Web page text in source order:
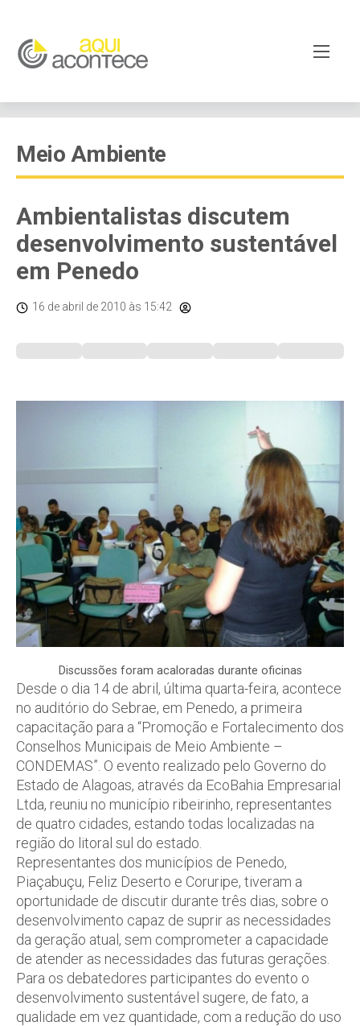
Meio Ambiente
Ambientalistas discutem
desenvolvimento sustentável
em Penedo
16 de abril de 2010 às 15:42
Discussões foram acaloradas durante oficinas
Desde o dia 14 de abril, última quarta-feira, acontece
no auditório do Sebrae, em Penedo, a primeira
capacitação para a “Promoção e Fortalecimento dos
Conselhos Municipais de Meio Ambiente –
CONDEMAS”. O evento realizado pelo Governo do
Estado de Alagoas, através da EcoBahia Empresarial
Ltda, reuniu no município ribeirinho, representantes
de quatro cidades, estando todas localizadas na
região do litoral sul do estado.
Representantes dos municípios de Penedo,
Piaçabuçu, Feliz Deserto e Coruripe, tiveram a
oportunidade de discutir durante três dias, sobre o
desenvolvimento capaz de suprir as necessidades
da geração atual, sem comprometer a capacidade
de atender as necessidades das futuras gerações.
Para os debatedores participantes do evento o
desenvolvimento sustentável sugere, de fato, a
qualidade em vez quantidade, com a redução do uso